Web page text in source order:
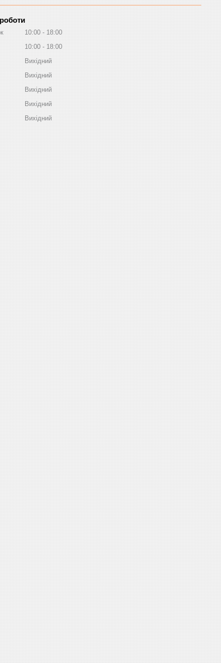
10:00
18:00
10:00
18:00
Вихідний
Вихідний
Вихідний
Вихідний
Вихідний